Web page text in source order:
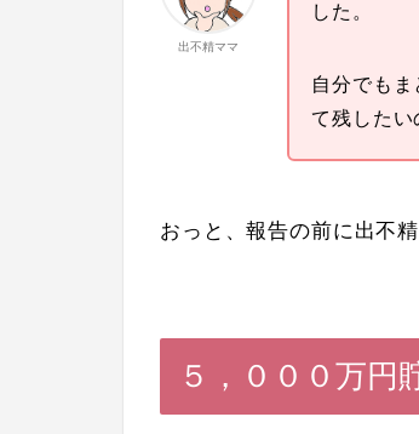
出不精ママ
した。
自分でも
て残したい
おっと、報告の前に出不
５，０００万円